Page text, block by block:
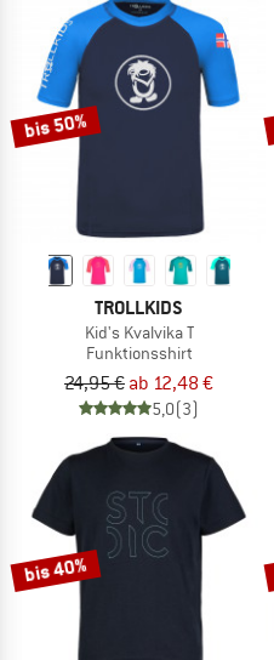
bis 50%
TROLLKIDS
Kid's Kvalvika T
Funktionsshirt
24,95 € ab 12,48 €
5,0(3)
bis 40%